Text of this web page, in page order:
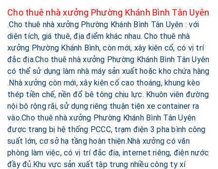
Cho thuê nhà xưởng Phường Khánh Bình Tân Uyên
.Cho thuê nhà xưởng Phường Khánh Bình Tân Uyên : với
diện tích, giá thuê, địa điểm khác nhau. Cho thuê nhà
xưởng Phường Khánh Bình, còn mới, xây kiên cố, có vị trí
đắc địa.Cho thuê nhà xưởng Phường Khánh Bình Tân Uyên
có thể sử dụng làm nhà máy sản xuất hoặc kho chứa hàng
.Nhà xưởng còn mới, xây kiên cố cao thoáng, khung kèo
thép tiền chế, nền đổ bê tông chịu lực. Khuôn viên đường
nội bộ rộng rãi, sử dụng riêng thuận tiện xe container ra
vào.Cho thuê nhà xưởng Phường Khánh Bình Tân Uyên
được trang bị hệ thống PCCC, trạm điện 3 pha bình công
suất lớn, cơ sở hạ tầng hoàn thiện.Nhà xưởng có văn
phòng làm việc, có vị trí đắc địa, internet riêng, điện nước
đầy đủ.Khu vực sản xuất tập trung nhiều công ty xí